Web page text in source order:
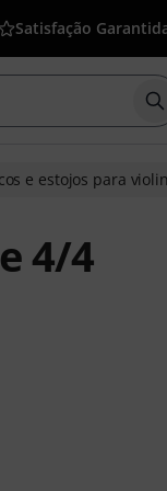
Satisfação
e estojos para
4/4